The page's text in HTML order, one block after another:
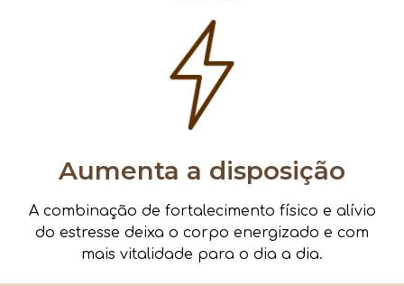
Aumenta a disposição
A combinação de fortalecimento físico e alívio
do estresse deixa o corpo energizado e com
mais vitalidade para o dia a dia.